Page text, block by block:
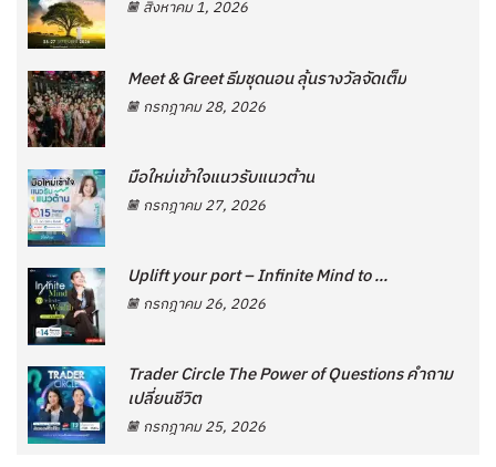
สิงหาคม 1, 2026
Meet & Greet ธีมชุดนอน ลุ้นรางวัลจัดเต็ม
กรกฎาคม 28, 2026
มือใหม่เข้าใจแนวรับแนวต้าน
กรกฎาคม 27, 2026
Uplift your port – Infinite Mind to ...
กรกฎาคม 26, 2026
Trader Circle The Power of Questions คำถาม
เปลี่ยนชีวิต
กรกฎาคม 25, 2026